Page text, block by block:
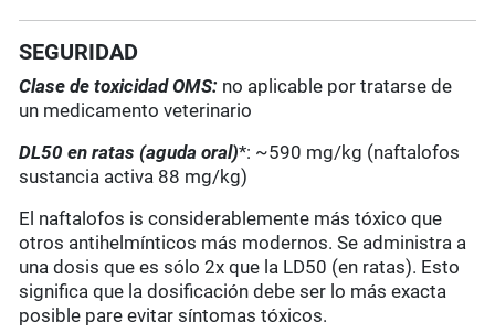
SEGURIDAD
Clase de toxicidad OMS: no aplicable por tratarse de
un medicamento veterinario
DL50 en ratas (aguda oral)*: ~590 mg/kg (naftalofos
sustancia activa 88 mg/kg)
El naftalofos is considerablemente más tóxico que
otros antihelmínticos más modernos. Se administra a
una dosis que es sólo 2x que la LD50 (en ratas). Esto
significa que la dosificación debe ser lo más exacta
posible pare evitar síntomas tóxicos.